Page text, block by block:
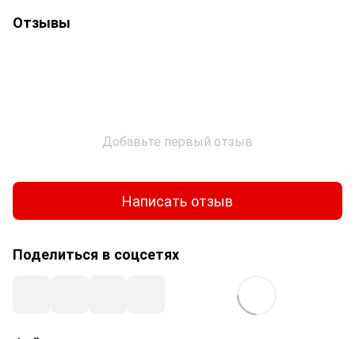
Отзывы
Добавьте первый отзыв
Написать отзыв
Поделиться в соцсетях